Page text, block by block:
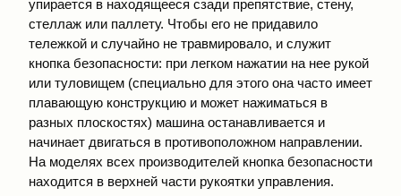
упирается в находящееся сзади препятствие, стену,
стеллаж или паллету. Чтобы его не придавило
тележкой и случайно не травмировало, и служит
кнопка безопасности: при легком нажатии на нее рукой
или туловищем (специально для этого она часто имеет
плавающую конструкцию и может нажиматься в
разных плоскостях) машина останавливается и
начинает двигаться в противоположном направлении.
На моделях всех производителей кнопка безопасности
находится в верхней части рукоятки управления.